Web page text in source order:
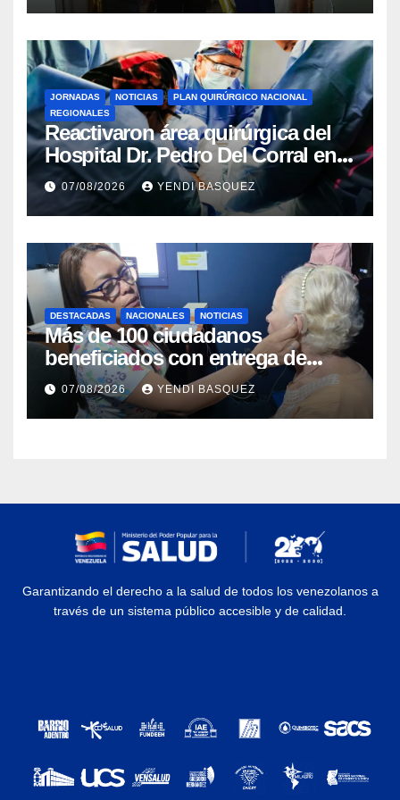
JORNADAS NOTICIAS
PLAN QUIRÚRGICO NACIONAL
REGIONALES
Reactivaron área quirúrgica del
Hospital Dr. Pedro Del Corral en
Guárico
07/08/2026 YENDI BASQUEZ
DESTACADAS NACIONALES NOTICIAS
Más de 100 ciudadanos
beneficiados con entrega de
prótesis auditivas en el Centro de
Rehabilitación J.J. Arvelo
07/08/2026 YENDI BASQUEZ
Garantizando el derecho a la salud de todos los venezolanos a
través de un sistema público accesible y de calidad.